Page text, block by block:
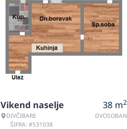
Vikend naselje
DIVČIBARE
ŠIFRA: #531038
38 m2
DVOSOBAN